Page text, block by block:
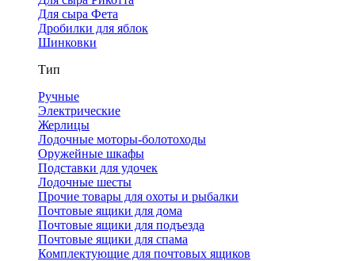
Для сыра Фета
Дробилки для яблок
Шинковки
Тип
Ручные
Электрические
Жерлицы
Лодочные моторы-болотоходы
Оружейные шкафы
Подставки для удочек
Лодочные шесты
Прочие товары для охоты и рыбалки
Почтовые ящики для дома
Почтовые ящики для подъезда
Почтовые ящики для спама
Комплектующие для почтовых ящиков